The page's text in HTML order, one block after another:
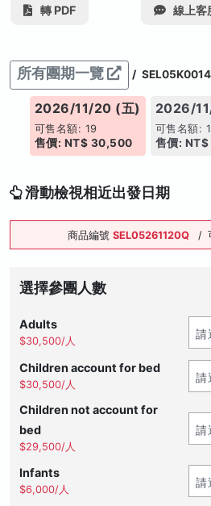
轉 PDF 線上客
所有團期一覽 / SEL05K0014
2026/11/20 (五)
可售名額: 19
售價: NT$ 30,500
2026/
可售名額:
售價:
滑動檢視相近出發日期
商品編號 SEL05261120Q /
選擇參團人數
Adults
$30,500/人
Children account for bed
$30,500/人
Children not account for
bed
$29,500/人
Infants
$6,000/人